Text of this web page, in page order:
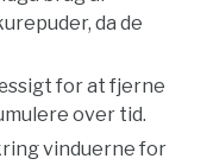
da de
for at fjerne
over tid.
vinduerne for